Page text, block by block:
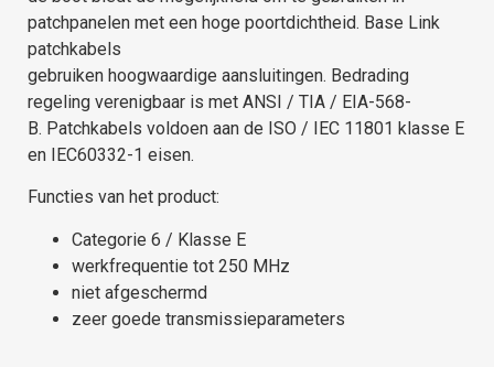
patchpanelen met een hoge poortdichtheid. Base Link
patchkabels
gebruiken hoogwaardige aansluitingen. Bedrading
regeling verenigbaar is met ANSI / TIA / EIA-568-
B. Patchkabels voldoen aan de ISO / IEC 11801 klasse E
en IEC60332-1 eisen.
Functies van het product:
Categorie 6 / Klasse E
werkfrequentie tot 250 MHz
niet afgeschermd
zeer goede transmissieparameters